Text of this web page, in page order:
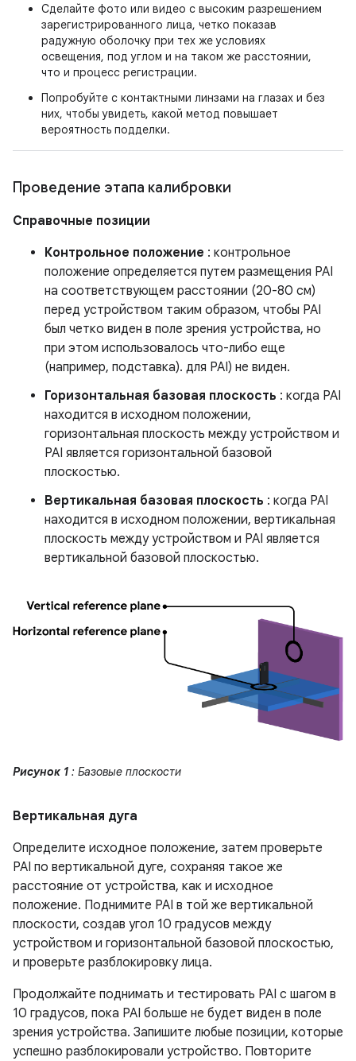
Сделайте фото или видео с высоким разрешением
зарегистрированного лица, четко показав
радужную оболочку при тех же условиях
освещения, под углом и на таком же расстоянии,
что и процесс регистрации.
Попробуйте с контактными линзами на глазах и без
них, чтобы увидеть, какой метод повышает
вероятность подделки.
Проведение этапа калибровки
Справочные позиции
Контрольное положение : контрольное
положение определяется путем размещения PAI
на соответствующем расстоянии (20-80 см)
перед устройством таким образом, чтобы PAI
был четко виден в поле зрения устройства, но
при этом использовалось что-либо еще
(например, подставка). для PAI) не виден.
Горизонтальная базовая плоскость : когда PAI
находится в исходном положении,
горизонтальная плоскость между устройством и
PAI является горизонтальной базовой
плоскостью.
Вертикальная базовая плоскость : когда PAI
находится в исходном положении, вертикальная
плоскость между устройством и PAI является
вертикальной базовой плоскостью.
Рисунок 1 : Базовые плоскости
Вертикальная дуга
Определите исходное положение, затем проверьте
PAI по вертикальной дуге, сохраняя такое же
расстояние от устройства, как и исходное
положение. Поднимите PAI в той же вертикальной
плоскости, создав угол 10 градусов между
устройством и горизонтальной базовой плоскостью,
и проверьте разблокировку лица.
Продолжайте поднимать и тестировать PAI с шагом в
10 градусов, пока PAI больше не будет виден в поле
зрения устройства. Запишите любые позиции, которые
успешно разблокировали устройство. Повторите